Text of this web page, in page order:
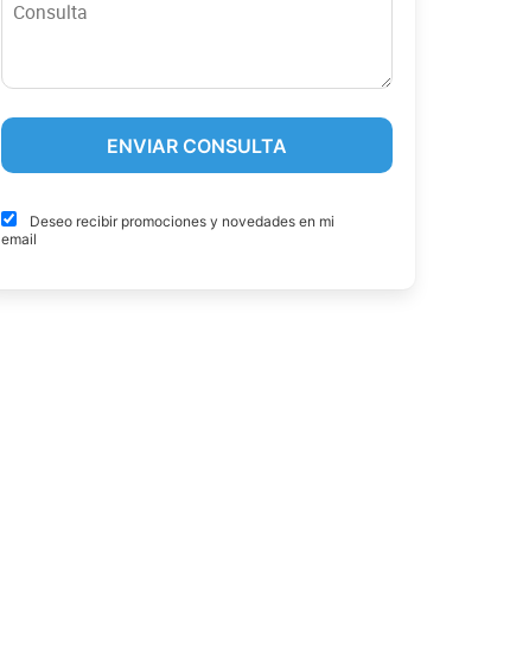
Deseo recibir promociones y novedades en mi
email